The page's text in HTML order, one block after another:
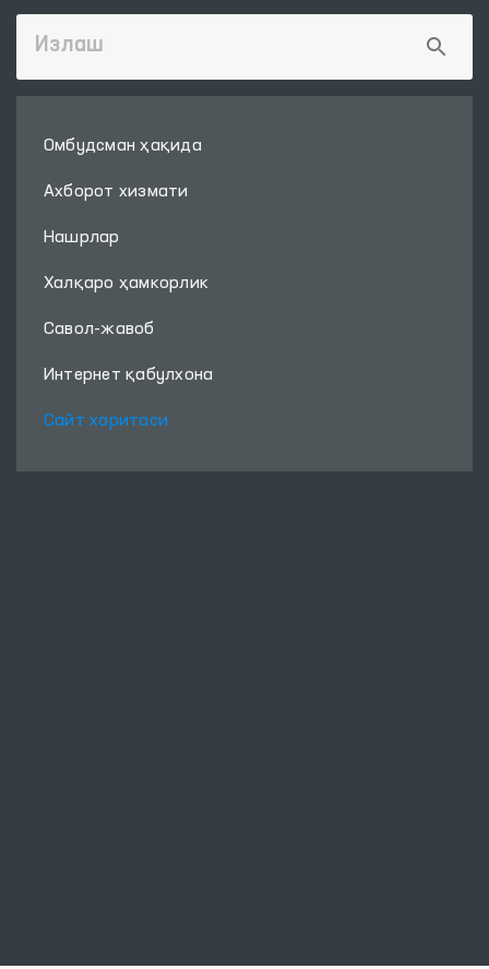
Омбудсман ҳақида
Ахборот хизмати
Нашрлар
Халқаро ҳамкорлик
Савол-жавоб
Интернет қабулхона
Сайт харитаси